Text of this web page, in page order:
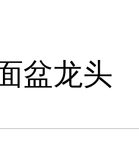
盆龙头